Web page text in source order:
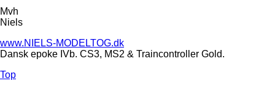
Mvh
Niels
www.NIELS-MODELTOG.dk
Dansk epoke IVb. CS3, MS2 & Traincontroller Gold.
Top